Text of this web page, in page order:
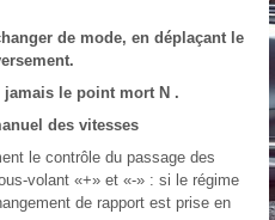
de mode, en déplaçant le
le point mort N .
des vitesses
le contrôle du passage des
volant «+» et «-» : si le régime
de rapport est prise en